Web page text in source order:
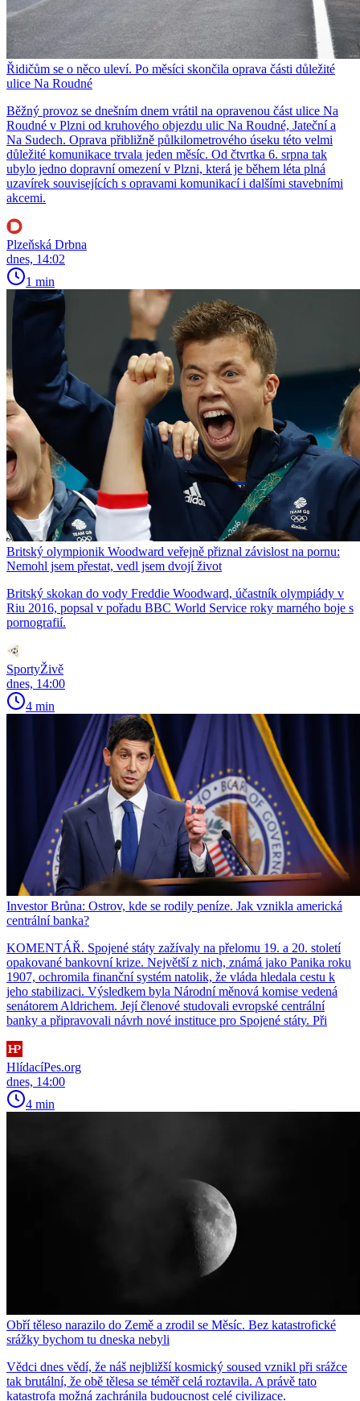
Řidičům se o něco uleví. Po měsíci skončila oprava části důležité
ulice Na Roudné
Běžný provoz se dnešním dnem vrátil na opravenou část ulice Na
Roudné v Plzni od kruhového objezdu ulic Na Roudné, Jateční a
Na Sudech. Oprava přibližně půlkilometrového úseku této velmi
důležité komunikace trvala jeden měsíc. Od čtvrtka 6. srpna tak
ubylo jedno dopravní omezení v Plzni, která je během léta plná
uzavírek souvisejících s opravami komunikací i dalšími stavebními
akcemi.
Plzeňská Drbna
dnes, 14:02
1 min
Britský olympionik Woodward veřejně přiznal závislost na pornu:
Nemohl jsem přestat, vedl jsem dvojí život
Britský skokan do vody Freddie Woodward, účastník olympiády v
Riu 2016, popsal v pořadu BBC World Service roky marného boje s
pornografií.
SportyŽivě
dnes, 14:00
4 min
Investor Brůna: Ostrov, kde se rodily peníze. Jak vznikla americká
centrální banka?
KOMENTÁŘ. Spojené státy zažívaly na přelomu 19. a 20. století
opakované bankovní krize. Největší z nich, známá jako Panika roku
1907, ochromila finanční systém natolik, že vláda hledala cestu k
jeho stabilizaci. Výsledkem byla Národní měnová komise vedená
senátorem Aldrichem. Její členové studovali evropské centrální
banky a připravovali návrh nové instituce pro Spojené státy. Při
HlídacíPes.org
dnes, 14:00
4 min
Obří těleso narazilo do Země a zrodil se Měsíc. Bez katastrofické
srážky bychom tu dneska nebyli
Vědci dnes vědí, že náš nejbližší kosmický soused vznikl při srážce
tak brutální, že obě tělesa se téměř celá roztavila. A právě tato
katastrofa možná zachránila budoucnost celé civilizace.